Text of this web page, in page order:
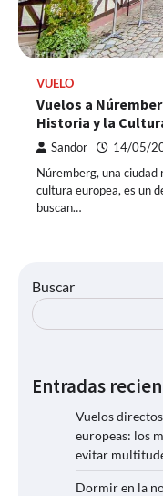
VUELO
Vuelos a
Historia y la
Sandor 14/05/
Núremberg, una
cultura europea, es un
buscan…
Buscar
Entradas
Vuelos
europeas: los
evitar
Dormir en la